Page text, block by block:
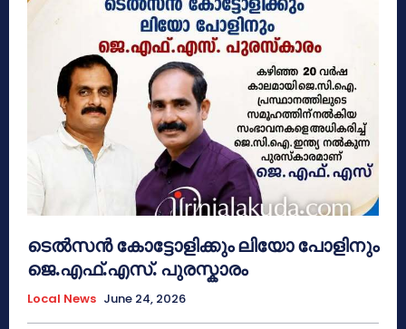
ടെൽസൻ കോട്ടോളിക്കും ലിയോ പോളിനും
ജെ.എഫ്.എസ്. പുരസ്കാരം
Local News June 24, 2026